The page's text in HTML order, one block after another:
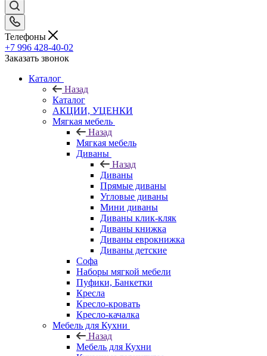
Телефоны
+7 996 428-40-02
Заказать звонок
Каталог
Назад
Каталог
АКЦИИ, УЦЕНКИ
Мягкая мебель
Назад
Мягкая мебель
Диваны
Назад
Диваны
Прямые диваны
Угловые диваны
Мини диваны
Диваны клик-кляк
Диваны книжка
Диваны еврокнижка
Диваны детские
Софа
Наборы мягкой мебели
Пуфики, Банкетки
Кресла
Кресло-кровать
Кресло-качалка
Мебель для Кухни
Назад
Мебель для Кухни